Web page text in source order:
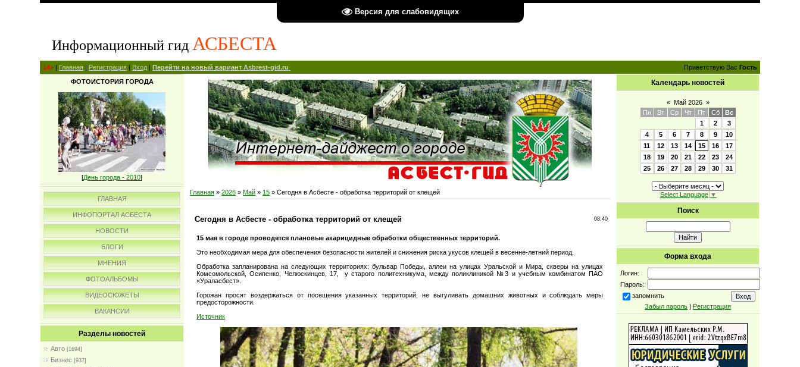
Версия для слабовидящих
Информационный гид АСБЕСТА
14+ | Главная | Регистрация | Вход |Перейти на новый вариант Asbrest-gid.ru Приветствую Вас Гость
ФОТОИСТОРИЯ ГОРОДА
[День города - 2010]
ГЛАВНАЯ
ИНФОПОРТАЛ АСБЕСТА
НОВОСТИ
БЛОГИ
МНЕНИЯ
ФОТОАЛЬБОМЫ
ВИДЕОСЮЖЕТЫ
ВАКАНСИИ
Разделы новостей
Авто [1694]
Бизнес [937]
Главная »2026 » Май » 15 » Сегодня в Асбесте - обработка территорий от клещей
Сегодня в Асбесте - обработка территорий от клещей 08:40
15 мая в городе проводятся плановые акарицидные обработки общественных территорий.
Это необходимая мера для обеспечения безопасности жителей и снижения риска укусов клещей в весенне-летний период.
Обработка запланирована на следующих территориях: бульвар Победы, аллеи на улицах Уральской и Мира, скверы на улицах
Комсомольской, Осипенко, Челюскинцев, 17, у старого политехникума, между поликлиникой №3 и учебным комбинатом ПАО
«Ураласбест».
Горожан просят воздержаться от посещения указанных территорий, не выгуливать домашних животных и соблюдать меры
предосторожности.
Источник
Календарь новостей
« Май 2026 »
Пн
Вт Ср Чт Пт Сб
Вс
1
2
3
4
5 6 7 8 9
10
11
12 13 14 15 16
17
18
19 20 21 22 23
24
25
26 27 28 29 30 31
Select Language ▼
Поиск
Форма входа
Логин:
Пароль:
запомнить
Забыл пароль | Регистрация